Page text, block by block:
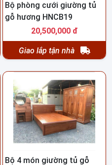
Bộ phòng cưới giường tủ
gỗ hương HNCB19
20,500,000 đ
Giao lắp tận nhà
Bộ 4 món giường tủ gỗ